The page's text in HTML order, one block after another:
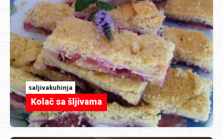
saljivakuhinja
Kolač sa šljivama